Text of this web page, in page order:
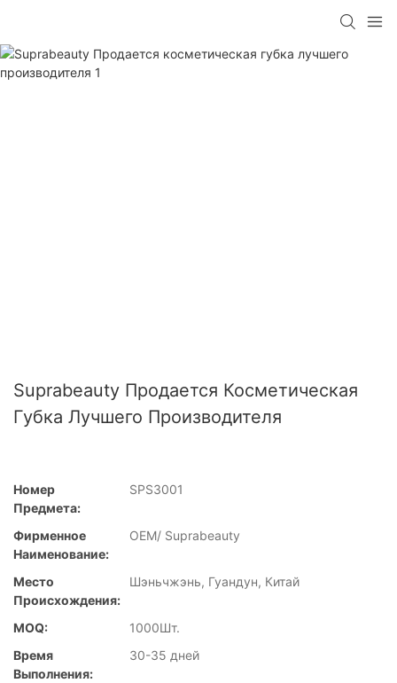
Suprabeauty Продается Косметическая
Губка Лучшего Производителя
Номер
Предмета:
SPS3001
Фирменное
Наименование:
OEM/ Suprabeauty
Место
Происхождения:
Шэньчжэнь, Гуандун, Китай
MOQ:
1000Шт.
Время
Выполнения:
30-35 дней